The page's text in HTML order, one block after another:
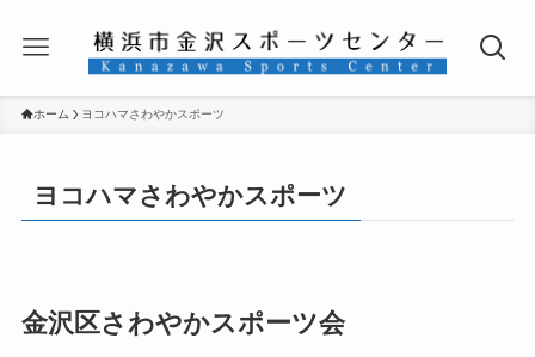
ホーム ヨコハマさわやかスポーツ
ヨコハマさわやかスポーツ
金沢区さわやかスポーツ会